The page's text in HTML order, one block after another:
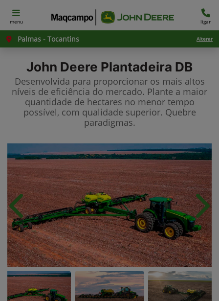
menu ligar
Palmas - Tocantins Alterar
John Deere Plantadeira DB
Desenvolvida para proporcionar os mais altos
níveis de eficiência do mercado. Plante a maior
quantidade de hectares no menor tempo
possível, com qualidade superior. Quebre
paradigmas.
Anterior